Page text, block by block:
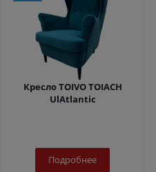
Кресло TOIVO TOIACH
UlAtlantic
Подробнее